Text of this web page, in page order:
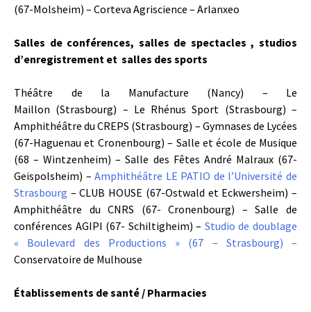
(67-Molsheim) – Corteva Agriscience – Arlanxeo
Salles de conférences, salles de spectacles , studios
d’enregistrement et salles des sports
Théâtre de la Manufacture (Nancy) – Le
Maillon (Strasbourg) – Le Rhénus Sport (Strasbourg) –
Amphithéâtre du CREPS (Strasbourg) – Gymnases de Lycées
(67-Haguenau et Cronenbourg) – Salle et école de Musique
(68 – Wintzenheim) – Salle des Fêtes André Malraux (67-
Geispolsheim) –Amphithéâtre LE PATIO de l’Université de
Strasbourg – CLUB HOUSE (67-Ostwald et Eckwersheim) –
Amphithéâtre du CNRS (67- Cronenbourg) – Salle de
conférences AGIPI (67- Schiltigheim) – Studio de doublage
« Boulevard des Productions » (67 – Strasbourg) –
Conservatoire de Mulhouse
Établissements de santé / Pharmacies